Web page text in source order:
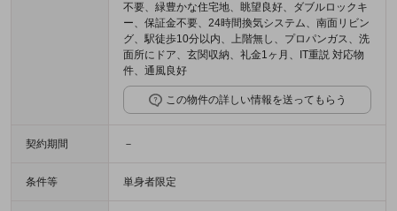
不要、緑豊かな住宅地、眺望良好、ダブルロックキ
ー、保証金不要、24時間換気システム、南面リビン
グ、駅徒歩10分以内、上階無し、プロパンガス、洗
面所にドア、玄関収納、礼金1ヶ月、IT重説 対応物
件、通風良好
この物件の詳しい情報を送ってもらう
契約期間 －
条件等 単身者限定